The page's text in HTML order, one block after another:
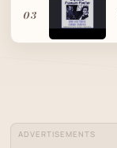
03
ADVERTISEMENTS